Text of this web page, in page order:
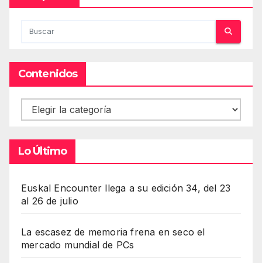
Contenidos
Contenidos
Lo Último
Euskal Encounter llega a su edición 34, del 23
al 26 de julio
La escasez de memoria frena en seco el
mercado mundial de PCs